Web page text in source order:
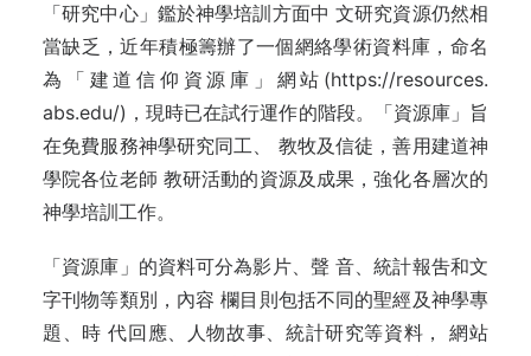
「研究中心」鑑於神學培訓方面中 文研究資源仍然相
當缺乏，近年積極籌辦了一個網絡學術資料庫，命名
為「建道信仰資源庫」網站(https://resources.
abs.edu/)，現時已在試行運作的階段。「資源庫」旨
在免費服務神學研究同工、 教牧及信徒，善用建道神
學院各位老師 教研活動的資源及成果，強化各層次的
神學培訓工作。
「資源庫」的資料可分為影片、聲 音、統計報吿和文
字刊物等類別，內容 欄目則包括不同的聖經及神學專
題、時 代回應、人物故事、統計研究等資料， 網站